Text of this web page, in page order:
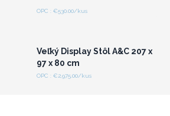
OPC : €530.00/kus
Veľký Display Stôl A&C 207 x
97 x 80 cm
OPC : €2,975.00/kus